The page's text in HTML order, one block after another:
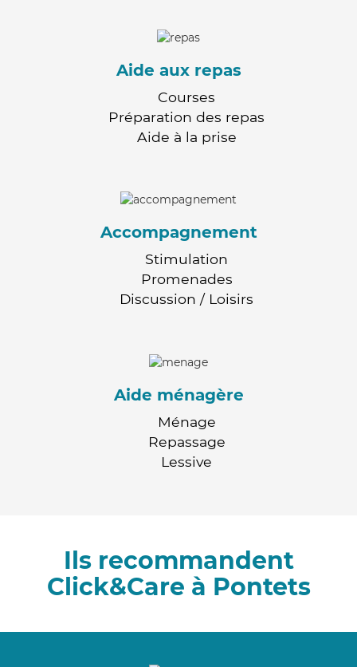
Aide aux repas
Courses
Préparation des repas
Aide à la prise
Accompagnement
Stimulation
Promenades
Discussion / Loisirs
Aide ménagère
Ménage
Repassage
Lessive
Ils recommandent
Click&Care à Pontets